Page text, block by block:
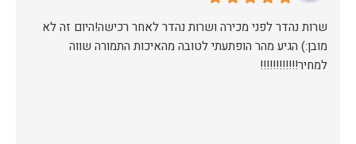
שרות נהדר לפני מכירה ושרות נהדר לאחר רכישה!היום זה לא
מובן:) הגיע מהר הופתעתי לטובה מהאיכות התמורה שווה
למחיר!!!!!!!!!!!!